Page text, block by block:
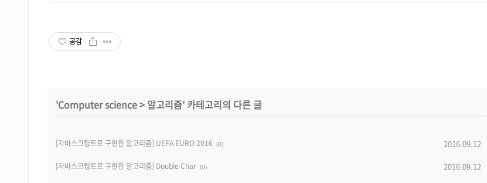
공감
'Computer science> 알고리즘' 카테고리의 다른 글
[자바스크립트로 구현한 알고리즘] UEFA EURO 2016 (0) 2016.09.12
[자바스크립트로 구현한 알고리즘] Double Char (0) 2016.09.12